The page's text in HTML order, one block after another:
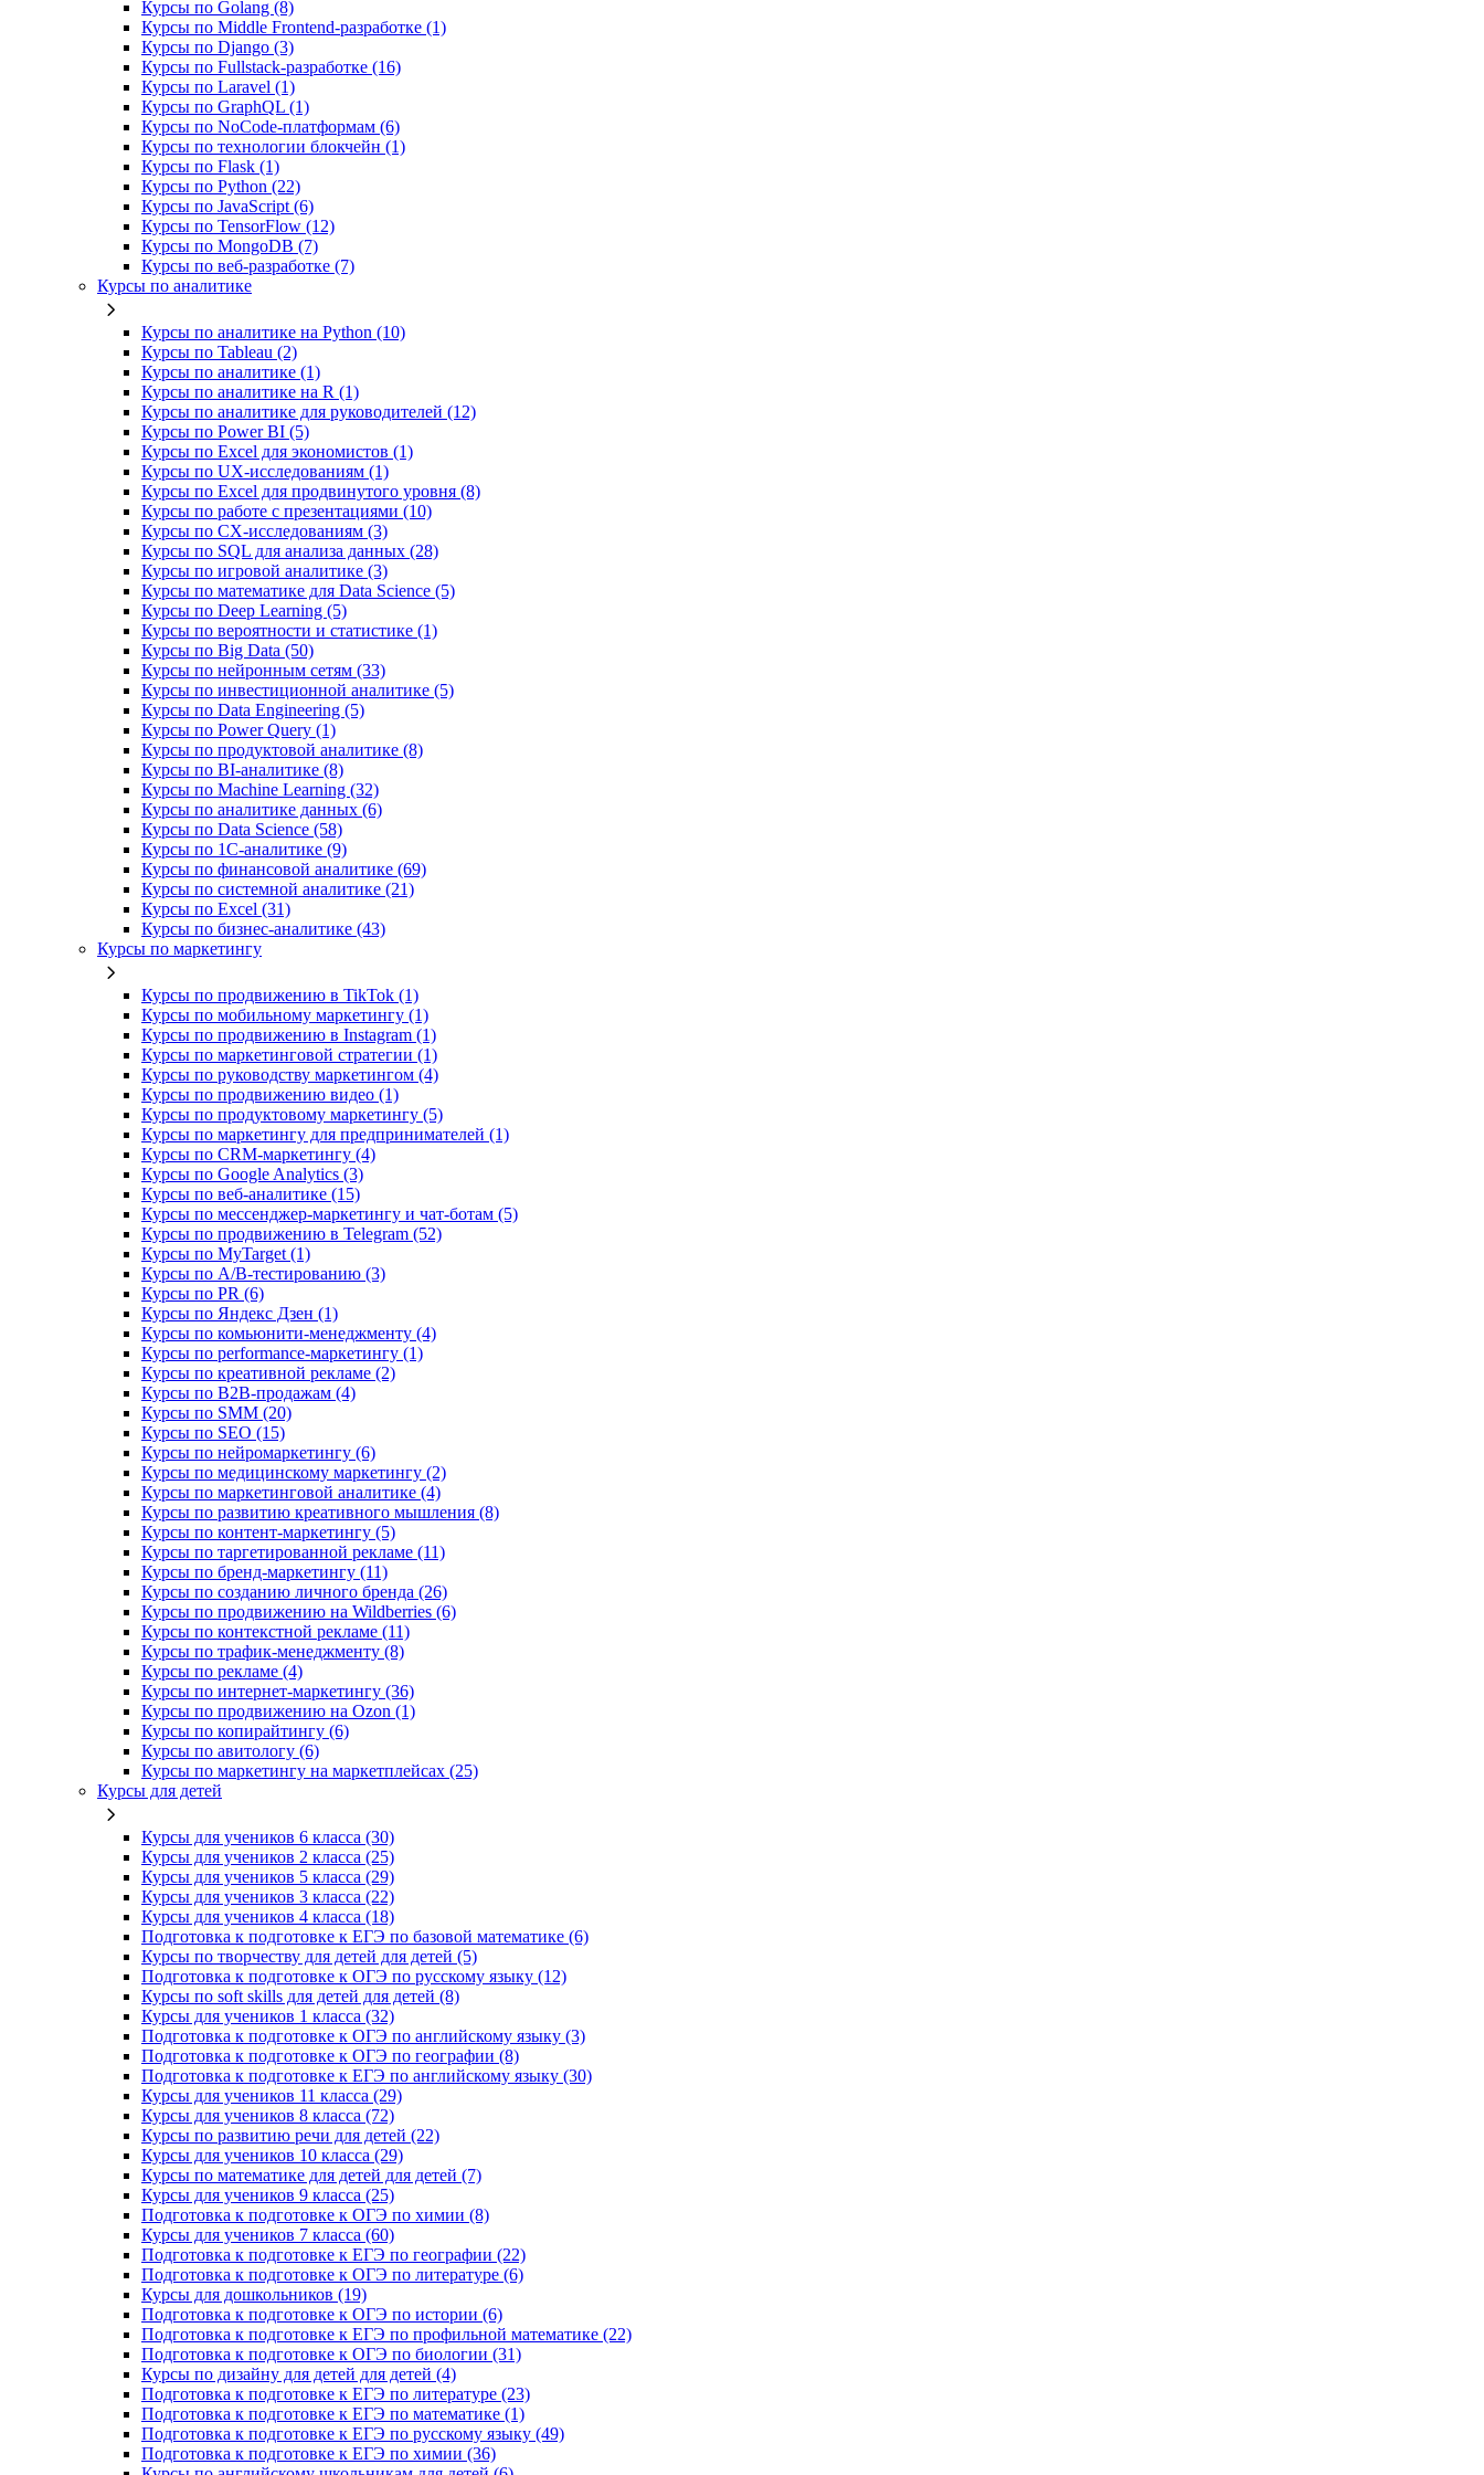
Курсы по Golang (8)
Курсы по Middle Frontend-разработке (1)
Курсы по Django (3)
Курсы по Fullstack‑разработке (16)
Курсы по Laravel (1)
Курсы по GraphQL (1)
Курсы по NoCode‑платформам (6)
Курсы по технологии блокчейн (1)
Курсы по Flask (1)
Курсы по Python (22)
Курсы по JavaScript (6)
Курсы по TensorFlow (12)
Курсы по MongoDB (7)
Курсы по веб‑разработке (7)
Курсы по аналитике
Курсы по аналитике на Python (10)
Курсы по Tableau (2)
Курсы по аналитике (1)
Курсы по аналитике на R (1)
Курсы по аналитике для руководителей (12)
Курсы по Power BI (5)
Курсы по Excel для экономистов (1)
Курсы по UX‑исследованиям (1)
Курсы по Excel для продвинутого уровня (8)
Курсы по работе с презентациями (10)
Курсы по CX-исследованиям (3)
Курсы по SQL для анализа данных (28)
Курсы по игровой аналитике (3)
Курсы по математике для Data Science (5)
Курсы по Deep Learning (5)
Курсы по вероятности и статистике (1)
Курсы по Big Data (50)
Курсы по нейронным сетям (33)
Курсы по инвестиционной аналитике (5)
Курсы по Data Engineering (5)
Курсы по Power Query (1)
Курсы по продуктовой аналитике (8)
Курсы по BI‑аналитике (8)
Курсы по Machine Learning (32)
Курсы по аналитике данных (6)
Курсы по Data Science (58)
Курсы по 1С‑аналитике (9)
Курсы по финансовой аналитике (69)
Курсы по системной аналитике (21)
Курсы по Excel (31)
Курсы по бизнес‑аналитике (43)
Курсы по маркетингу
Курсы по продвижению в TikTok (1)
Курсы по мобильному маркетингу (1)
Курсы по продвижению в Instagram (1)
Курсы по маркетинговой стратегии (1)
Курсы по руководству маркетингом (4)
Курсы по продвижению видео (1)
Курсы по продуктовому маркетингу (5)
Курсы по маркетингу для предпринимателей (1)
Курсы по CRM-маркетингу (4)
Курсы по Google Analytics (3)
Курсы по веб-аналитике (15)
Курсы по мессенджер-маркетингу и чат-ботам (5)
Курсы по продвижению в Telegram (52)
Курсы по MyTarget (1)
Курсы по A/B-тестированию (3)
Курсы по PR (6)
Курсы по Яндекс Дзен (1)
Курсы по комьюнити-менеджменту (4)
Курсы по performance-маркетингу (1)
Курсы по креативной рекламе (2)
Курсы по B2B-продажам (4)
Курсы по SMM (20)
Курсы по SEO (15)
Курсы по нейромаркетингу (6)
Курсы по медицинскому маркетингу (2)
Курсы по маркетинговой аналитике (4)
Курсы по развитию креативного мышления (8)
Курсы по контент-маркетингу (5)
Курсы по таргетированной рекламе (11)
Курсы по бренд-маркетингу (11)
Курсы по созданию личного бренда (26)
Курсы по продвижению на Wildberries (6)
Курсы по контекстной рекламе (11)
Курсы по трафик-менеджменту (8)
Курсы по рекламе (4)
Курсы по интернет-маркетингу (36)
Курсы по продвижению на Ozon (1)
Курсы по копирайтингу (6)
Курсы по авитологу (6)
Курсы по маркетингу на маркетплейсах (25)
Курсы для детей
Курсы для учеников 6 класса (30)
Курсы для учеников 2 класса (25)
Курсы для учеников 5 класса (29)
Курсы для учеников 3 класса (22)
Курсы для учеников 4 класса (18)
Подготовка к подготовке к ЕГЭ по базовой математике (6)
Курсы по творчеству для детей для детей (5)
Подготовка к подготовке к ОГЭ по русскому языку (12)
Курсы по soft skills для детей для детей (8)
Курсы для учеников 1 класса (32)
Подготовка к подготовке к ОГЭ по английскому языку (3)
Подготовка к подготовке к ОГЭ по географии (8)
Подготовка к подготовке к ЕГЭ по английскому языку (30)
Курсы для учеников 11 класса (29)
Курсы для учеников 8 класса (72)
Курсы по развитию речи для детей (22)
Курсы для учеников 10 класса (29)
Курсы по математике для детей для детей (7)
Курсы для учеников 9 класса (25)
Подготовка к подготовке к ОГЭ по химии (8)
Курсы для учеников 7 класса (60)
Подготовка к подготовке к ЕГЭ по географии (22)
Подготовка к подготовке к ОГЭ по литературе (6)
Курсы для дошкольников (19)
Подготовка к подготовке к ОГЭ по истории (6)
Подготовка к подготовке к ЕГЭ по профильной математике (22)
Подготовка к подготовке к ОГЭ по биологии (31)
Курсы по дизайну для детей для детей (4)
Подготовка к подготовке к ЕГЭ по литературе (23)
Подготовка к подготовке к ЕГЭ по математике (1)
Подготовка к подготовке к ЕГЭ по русскому языку (49)
Подготовка к подготовке к ЕГЭ по химии (36)